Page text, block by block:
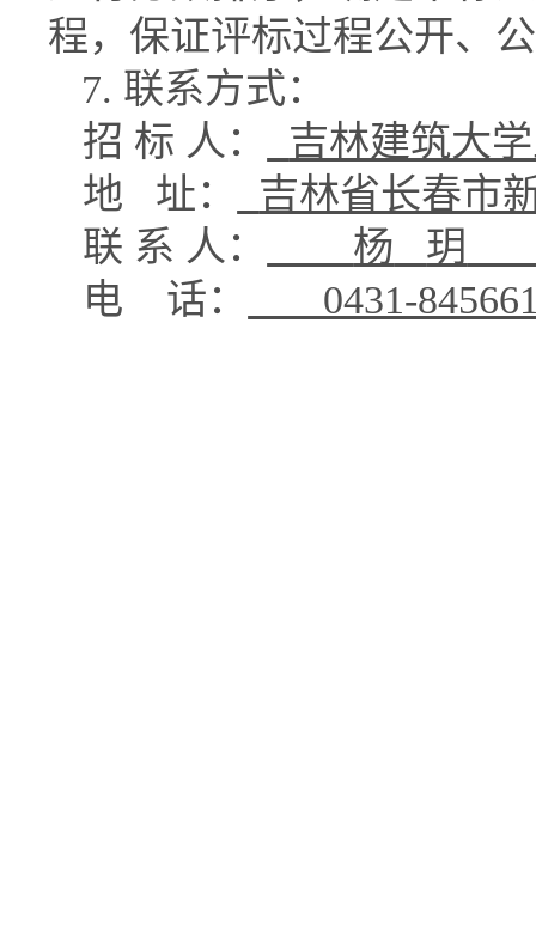
程，保证评标过程公开、
7. 联系方式：
招 标 人：
吉林建筑大
地
址：
吉林省长春市
联 系 人：
杨
玥
电
话： 0431-